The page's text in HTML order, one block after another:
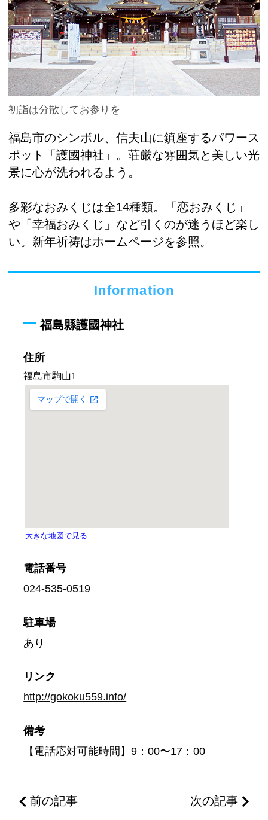
初詣は分散してお参りを
福島市のシンボル、信夫山に鎮座するパワース
ポット「護國神社」。荘厳な雰囲気と美しい光
景に心が洗われるよう。
多彩なおみくじは全14種類。「恋おみくじ」
や「幸福おみくじ」など引くのが迷うほど楽し
い。新年祈祷はホームページを参照。
Information
福島縣護國神社
住所
電話番号
024-535-0519
駐車場
あり
リンク
http://gokoku559.info/
備考
【電話応対可能時間】9：00〜17：00
前の記事 次の記事